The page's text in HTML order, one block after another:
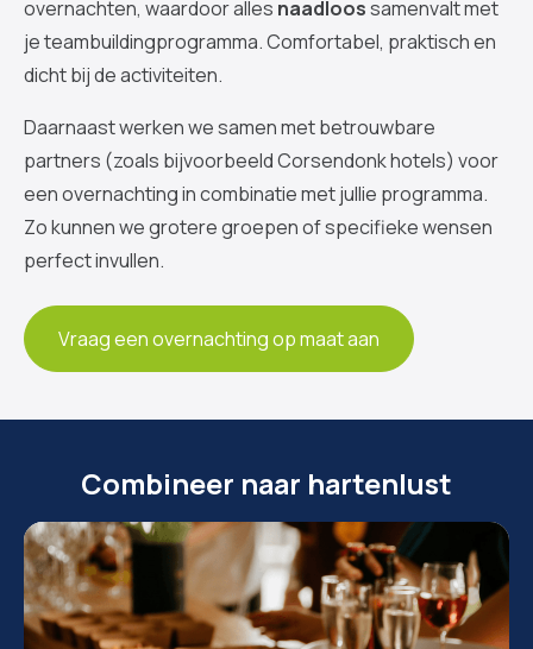
overnachten, waardoor alles naadloossamenvalt met
je teambuildingprogramma. Comfortabel, praktisch en
dicht bij de activiteiten.
Daarnaast werken we samen met betrouwbare
partners (zoals bijvoorbeeld Corsendonk hotels) voor
een overnachting in combinatie met jullie programma.
Zo kunnen we grotere groepen of specifieke wensen
perfect invullen.
Vraag een overnachting op maat aan
Combineer naar hartenlust